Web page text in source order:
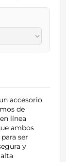
accesorio
de
línea
ambos
ser
y